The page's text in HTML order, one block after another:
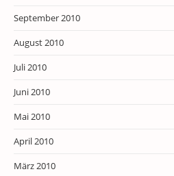
September 2010
August 2010
Juli 2010
Juni 2010
Mai 2010
April 2010
März 2010